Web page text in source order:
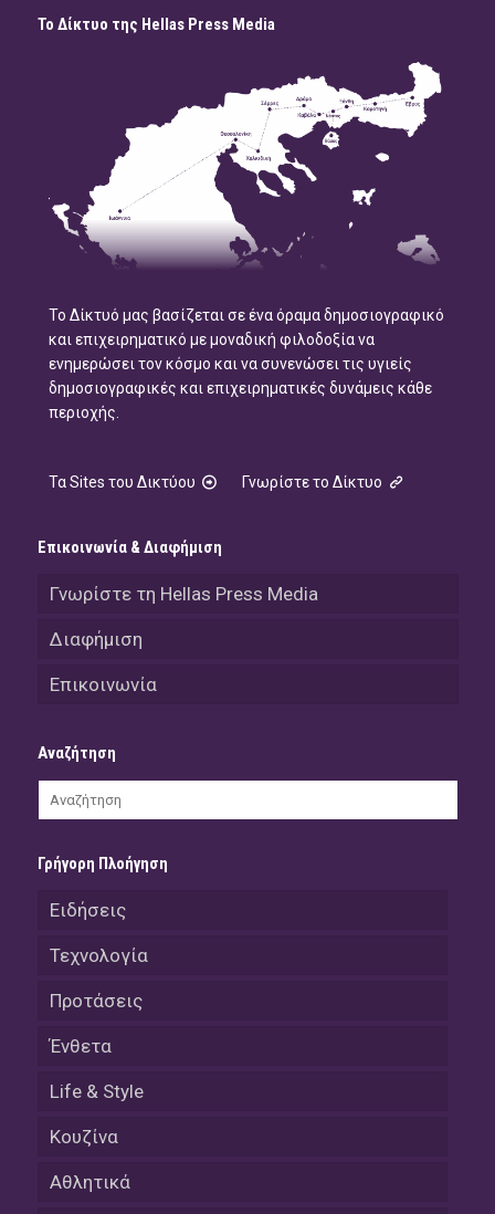
Το Δίκτυο της Hellas Press Media
Το Δίκτυό μας βασίζεται σε ένα όραμα δημοσιογραφικό
και επιχειρηματικό με μοναδική φιλοδοξία να
ενημερώσει τον κόσμο και να συνενώσει τις υγιείς
δημοσιογραφικές και επιχειρηματικές δυνάμεις κάθε
περιοχής.
Τα Sites του Δικτύου Γνωρίστε το Δίκτυο
Επικοινωνία & Διαφήμιση
Γνωρίστε τη Hellas Press Media
Διαφήμιση
Επικοινωνία
Αναζήτηση
Γρήγορη Πλοήγηση
Ειδήσεις
Τεχνολογία
Προτάσεις
Ένθετα
Life & Style
Κουζίνα
Αθλητικά